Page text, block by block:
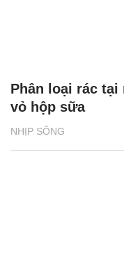
NHỊP SỐNG
Phân loại rác
vỏ hộp sữa